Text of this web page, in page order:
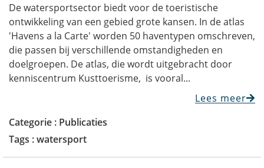
De watersportsector biedt voor de toeristische
ontwikkeling van een gebied grote kansen. In de atlas
'Havens a la Carte' worden 50 haventypen omschreven,
die passen bij verschillende omstandigheden en
doelgroepen. De atlas, die wordt uitgebracht door
kenniscentrum Kusttoerisme, is vooral...
Lees meer
Categorie : Publicaties
Tags :watersport